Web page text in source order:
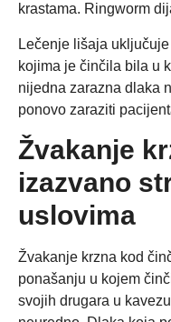
krastama. Ringworm
Lečenje lišaja
kojima je činčila bila u
nijedna zarazna dlaka
ponovo zaraziti
Žvakanje
izazvano
uslovima
Žvakanje krzna kod
ponašanju u kojem
svojih drugara u